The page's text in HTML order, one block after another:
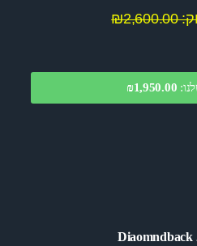
₪1,950.00
Diaomndback